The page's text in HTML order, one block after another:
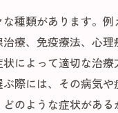
種類があります。
療、免疫療法、心理
によって適切な治療
際には、その病気
のような症状があ